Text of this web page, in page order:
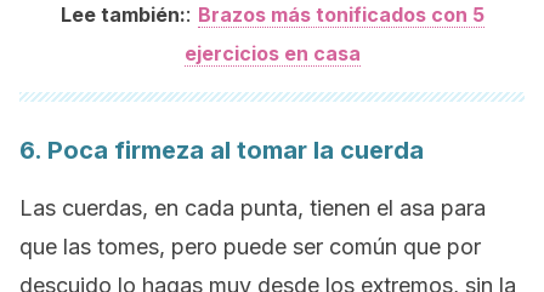
Lee también:: Brazos más tonificados con 5
ejercicios en casa
6. Poca firmeza al tomar la cuerda
Las cuerdas, en cada punta, tienen el asa para
que las tomes, pero puede ser común que por
descuido lo hagas muy desde los extremos, sin la